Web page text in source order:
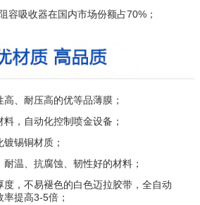
容吸收器在国内市场份额占70%；
、耐压高的优等品薄膜；
，自动化控制喷金设备；
锡铜材质；
温、抗腐蚀、韧性好的材料；
度，不易褪色的白色迈拉胶带，全自动
提高3-5倍；